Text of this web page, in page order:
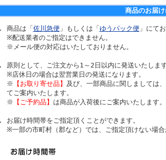
商品のお届
商品は「 佐川急便 」もしくは「 ゆうパック便 」にて
※配送業者のご指定はできません。
※メール便の対応はいたしておりません。
原則として、ご注文から1～2日以内に発送いたします
※店休日の場合は翌営業日の発送になります。
※ 【お取り寄せ品】 及び、一部商品に関しましては
てご案内いたします。
※ 【ご予約品】 は商品が入荷後にご案内いたします。
お届け時間帯をご指定頂くことができます。
※一部の市町村（郡など）では、ご指定頂けない場合